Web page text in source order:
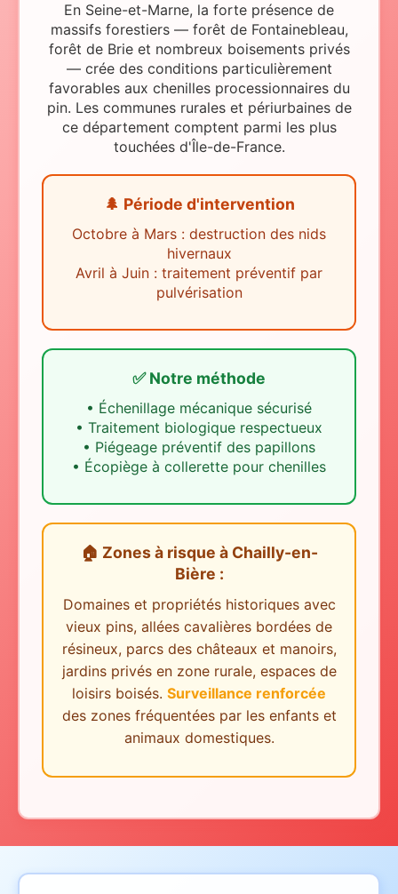
En Seine-et-Marne, la forte présence de
massifs forestiers — forêt de Fontainebleau,
forêt de Brie et nombreux boisements privés
— crée des conditions particulièrement
favorables aux chenilles processionnaires du
pin. Les communes rurales et périurbaines de
ce département comptent parmi les plus
touchées d'Île-de-France.
🌲 Période d'intervention
Octobre à Mars : destruction des nids
hivernaux
Avril à Juin : traitement préventif par
pulvérisation
✅ Notre méthode
• Échenillage mécanique sécurisé
• Traitement biologique respectueux
• Piégeage préventif des papillons
• Écopiège à collerette pour chenilles
🏠 Zones à risque à Chailly-en-
Bière :
Domaines et propriétés historiques avec
vieux pins, allées cavalières bordées de
résineux, parcs des châteaux et manoirs,
jardins privés en zone rurale, espaces de
loisirs boisés. Surveillance renforcée
des zones fréquentées par les enfants et
animaux domestiques.